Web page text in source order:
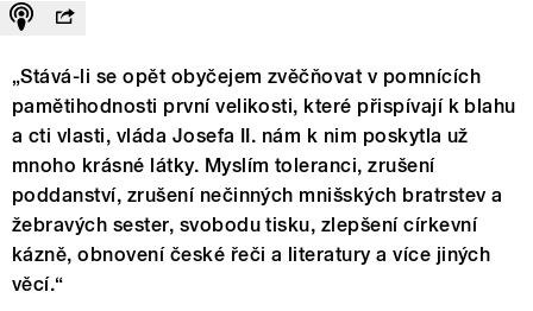
„Stává-li se opět obyčejem zvěčňovat v pomnících
pamětihodnosti první velikosti, které přispívají k blahu
a cti vlasti, vláda Josefa II. nám k nim poskytla už
mnoho krásné látky. Myslím toleranci, zrušení
poddanství, zrušení nečinných mnišských bratrstev a
žebravých sester, svobodu tisku, zlepšení církevní
kázně, obnovení české řeči a literatury a více jiných
věcí.“